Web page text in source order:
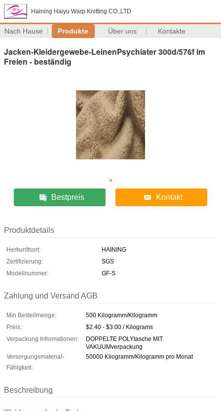
Haining Haiyu Warp Knitting CO.,LTD
Nach Hause Produkte Über uns Kontakte
Jacken-Kleidergewebe-LeinenPsychiater 300d/576f im
Freien - beständig
Bestpreis Kontakt
Produktdetails
Herkunftsort:
HAINING
Zertifizierung:
SGS
Modellnummer:
GF-S
Zahlung und Versand AGB
Min Bestellmenge:
500 Kilogramm/Kilogramm
Preis:
$2.40 - $3.00 / Kilograms
Verpackung Informationen:
DOPPELTE POLYtasche MIT
VAKUUMverpackung
Versorgungsmaterial-
Fähigkeit:
50000 Kilogramm/Kilogramm pro Monat
Beschreibung